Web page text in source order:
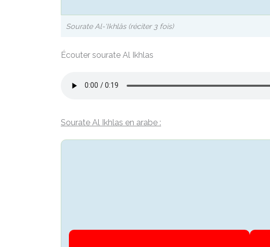
Sourate Al-‘Ikhlâs (réciter 3 fois)
Écouter sourate Al Ikhlas
Sourate Al Ikhlas en arabe :